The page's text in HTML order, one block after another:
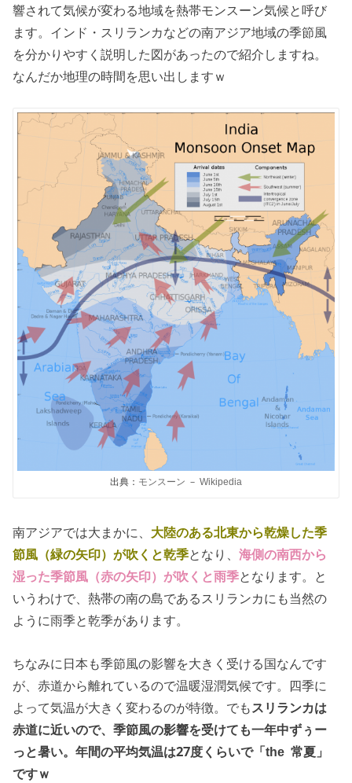
響されて気候が変わる地域を熱帯モンスーン気候と呼び
ます。インド・スリランカなどの南アジア地域の季節風
を分かりやすく説明した図があったので紹介しますね。
なんだか地理の時間を思い出しますｗ
出典： モンスーン – Wikipedia
南アジアでは大まかに、 大陸のある北東から乾燥した季
節風（緑の矢印）が吹くと乾季となり、海側の南西から
湿った季節風（赤の矢印）が吹くと雨季となります。と
いうわけで、熱帯の南の島であるスリランカにも当然の
ように雨季と乾季があります。
ちなみに日本も季節風の影響を大きく受ける国なんです
が、赤道から離れているので温暖湿潤気候です。四季に
よって気温が大きく変わるのが特徴。でもスリランカは
赤道に近いので、季節風の影響を受けても一年中ずぅー
っと暑い。年間の平均気温は27度くらいで「the 常夏」
ですｗ